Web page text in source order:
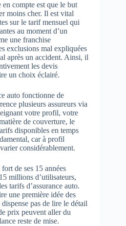
compte est que le but
moins cher. Il est vital
sur le tarif mensuel qui
au moment d’un
une franchise
exclusions mal expliquées
après un accident. Ainsi, il
les devis
un choix éclairé.
auto fonctionne de
plusieurs assureurs via
votre profil, votre
de couverture, le
disponibles en temps
car à profil
considérablement.
fort de ses 15 années
millions d’utilisateurs,
tarifs d’assurance auto.
une première idée des
pas de lire le détail
prix peuvent aller du
reste de mise.